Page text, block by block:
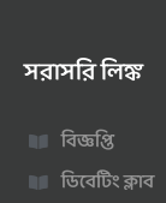
সরাসরি লিঙ্ক
বিজ্ঞপ্তি
ডিবেটিং ক্লাব